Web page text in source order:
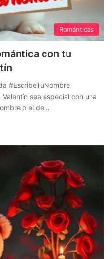
Románticas
con tu
#EscribeTuNombre
sea especial con una
o el de…